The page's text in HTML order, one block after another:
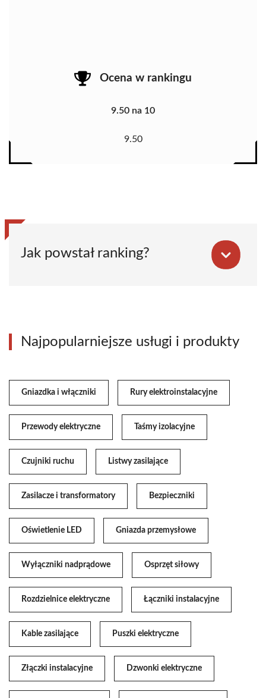
Ocena w rankingu
9.50 na 10
9.50
Jak powstał ranking?
Najpopularniejsze usługi i produkty
Gniazdka i włączniki Rury elektroinstalacyjne
Przewody elektryczne Taśmy izolacyjne
Czujniki ruchu Listwy zasilające
Zasilacze i transformatory Bezpieczniki
Oświetlenie LED Gniazda przemysłowe
Wyłączniki nadprądowe Osprzęt siłowy
Rozdzielnice elektryczne Łączniki instalacyjne
Kable zasilające Puszki elektryczne
Złączki instalacyjne Dzwonki elektryczne